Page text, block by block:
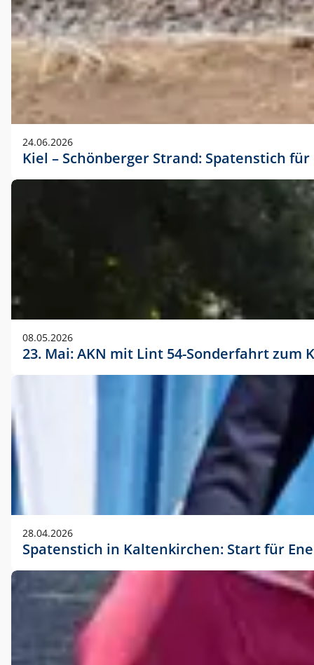
24.06.2026
Kiel – Schönberger Strand: Spatenstich
08.05.2026
23. Mai: AKN mit Lint 54-Sonderfahrt
28.04.2026
Spatenstich in Kaltenkirchen: Start für